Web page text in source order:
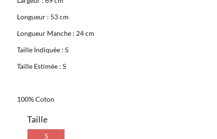
Longueur : 53 cm
Longueur Manche : 24 cm
Taille Indiquée : S
Taille Estimée : S
100% Coton
Taille
S